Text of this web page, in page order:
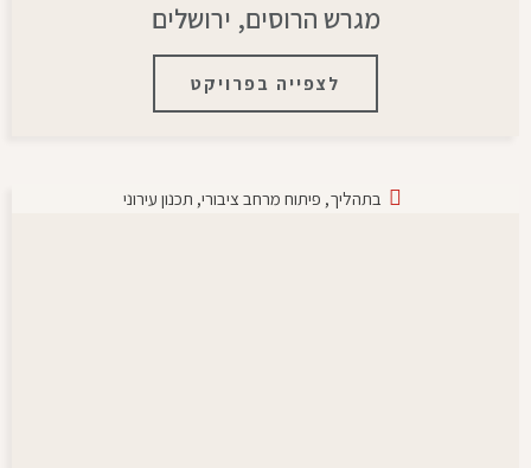
מגרש הרוסים, ירושלים
לצפייה בפרויקט
בתהליך, פיתוח מרחב ציבורי, תכנון עירוני